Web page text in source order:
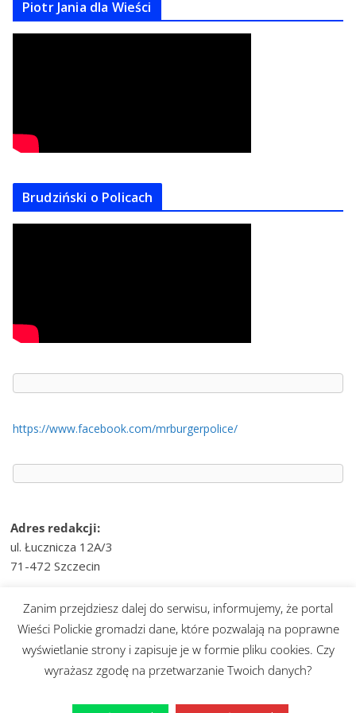
Piotr Jania dla Wieści
Brudziński o Policach
https://www.facebook.com/mrburgerpolice/
Adres redakcji:
ul. Łucznicza 12A/3
71-472 Szczecin
e-mail:wiesci@telvinet.pl
tel. kom.:509-609-170
Prawa autorskie © 2026Wieści Polickie. Wszystkie prawa
zastrzeżone.
Zanim przejdziesz dalej do serwisu, informujemy, że portal
Wieści Polickie gromadzi dane, które pozwalają na poprawne
wyświetlanie strony i zapisuje je w formie pliku cookies. Czy
wyrażasz zgodę na przetwarzanie Twoich danych?